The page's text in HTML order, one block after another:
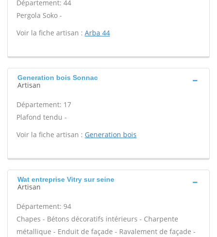
Département: 44
Pergola Soko -
Voir la fiche artisan : Arba 44
Generation bois Sonnac
Artisan
Département: 17
Plafond tendu -
Voir la fiche artisan : Generation bois
Wat entreprise Vitry sur seine
Artisan
Département: 94
Chapes - Bétons décoratifs intérieurs - Charpente
métallique - Enduit de façade - Ravalement de façade -